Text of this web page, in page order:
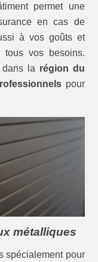
permet une
en cas de
à vos goûts et
tous vos besoins.
la région du
pour
métalliques
spécialement pour